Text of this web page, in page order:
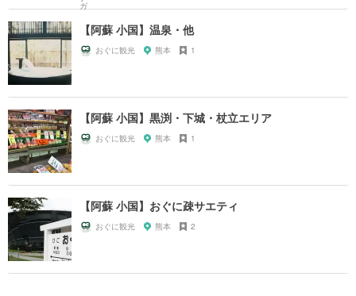
【阿蘇 小国】温泉・他
おぐに観光 熊本 1
【阿蘇 小国】黒渕・下城・杖立エリア
おぐに観光 熊本 1
【阿蘇 小国】おぐに疎サエティ
おぐに観光 熊本 2